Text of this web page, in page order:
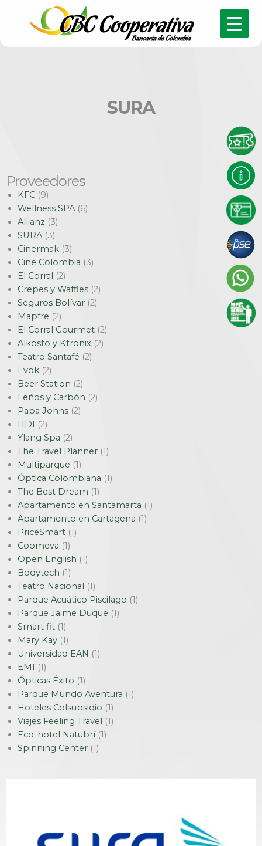
SURA
Proveedores
KFC (9)
Wellness SPA(6)
Allianz (3)
SURA(3)
Cinermak (3)
Cine Colombia (3)
El Corral (2)
Crepes y Waffles (2)
Seguros Bolívar (2)
Mapfre (2)
El Corral Gourmet (2)
Alkosto y Ktronix (2)
Teatro Santafé (2)
Evok (2)
Beer Station (2)
Leños y Carbón (2)
Papa Johns (2)
HDI (2)
Ylang Spa (2)
The Travel Planner (1)
Multiparque (1)
Óptica Colombiana (1)
The Best Dream (1)
Apartamento en Santamarta (1)
Apartamento en Cartagena (1)
PriceSmart (1)
Coomeva (1)
Open English (1)
Bodytech (1)
Teatro Nacional (1)
Parque Acuático Piscilago (1)
Parque Jaime Duque (1)
Smart fit (1)
Mary Kay (1)
Universidad EAN (1)
EMI (1)
Ópticas Éxito (1)
Parque Mundo Aventura (1)
Hoteles Colsubsidio (1)
Viajes Feeling Travel (1)
Eco-hotel Natubrí(1)
Spinning Center (1)